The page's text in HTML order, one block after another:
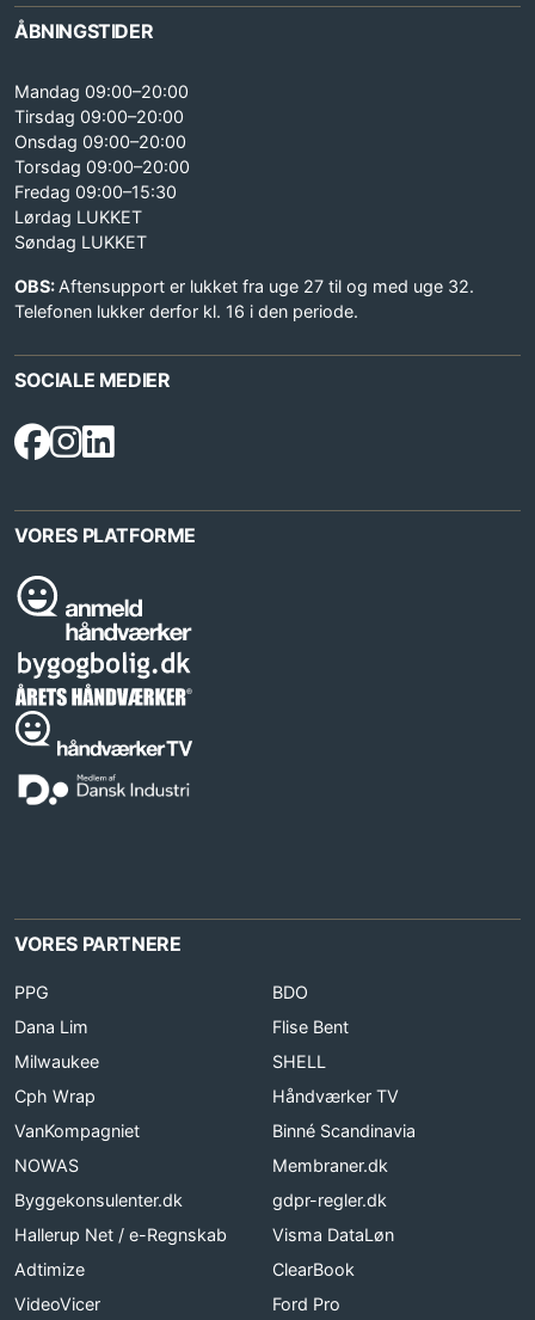
ÅBNINGSTIDER
Mandag 09:00–20:00
Tirsdag 09:00–20:00
Onsdag 09:00–20:00
Torsdag 09:00–20:00
Fredag 09:00–15:30
Lørdag LUKKET
Søndag LUKKET
OBS: Aftensupport er lukket fra uge 27 til og med uge 32.
Telefonen lukker derfor kl. 16 i den periode.
SOCIALE MEDIER
VORES PLATFORME
VORES PARTNERE
PPG
BDO
Dana Lim
Flise Bent
Milwaukee
SHELL
Cph Wrap
Håndværker TV
VanKompagniet
Binné Scandinavia
NOWAS
Membraner.dk
Byggekonsulenter.dk
gdpr-regler.dk
Hallerup Net / e-Regnskab
Visma DataLøn
Adtimize
ClearBook
VideoVicer
Ford Pro